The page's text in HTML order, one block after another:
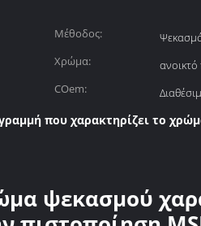
Μέθοδος:
Χρώμα:
COem:
που χαρακτηρίζει το
ψεκασμού